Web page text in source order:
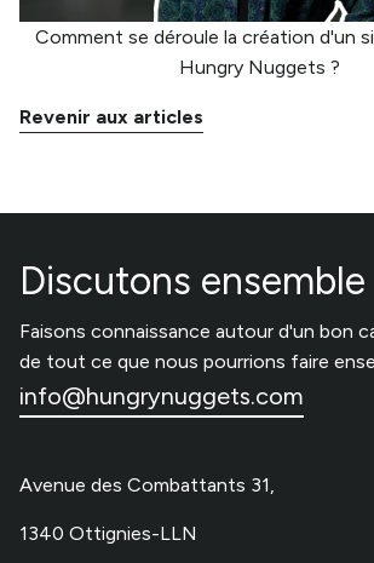
Comment se déroule la création d'un
Hungry Nuggets ?
Revenir aux articles
Discutons ensemble
Faisons connaissance autour d'un bon
de tout ce que nous pourrions faire
info@hungrynuggets.com
Avenue des Combattants 31,
1340 Ottignies-LLN